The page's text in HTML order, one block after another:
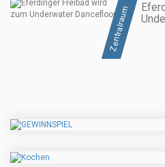
Zentralraum